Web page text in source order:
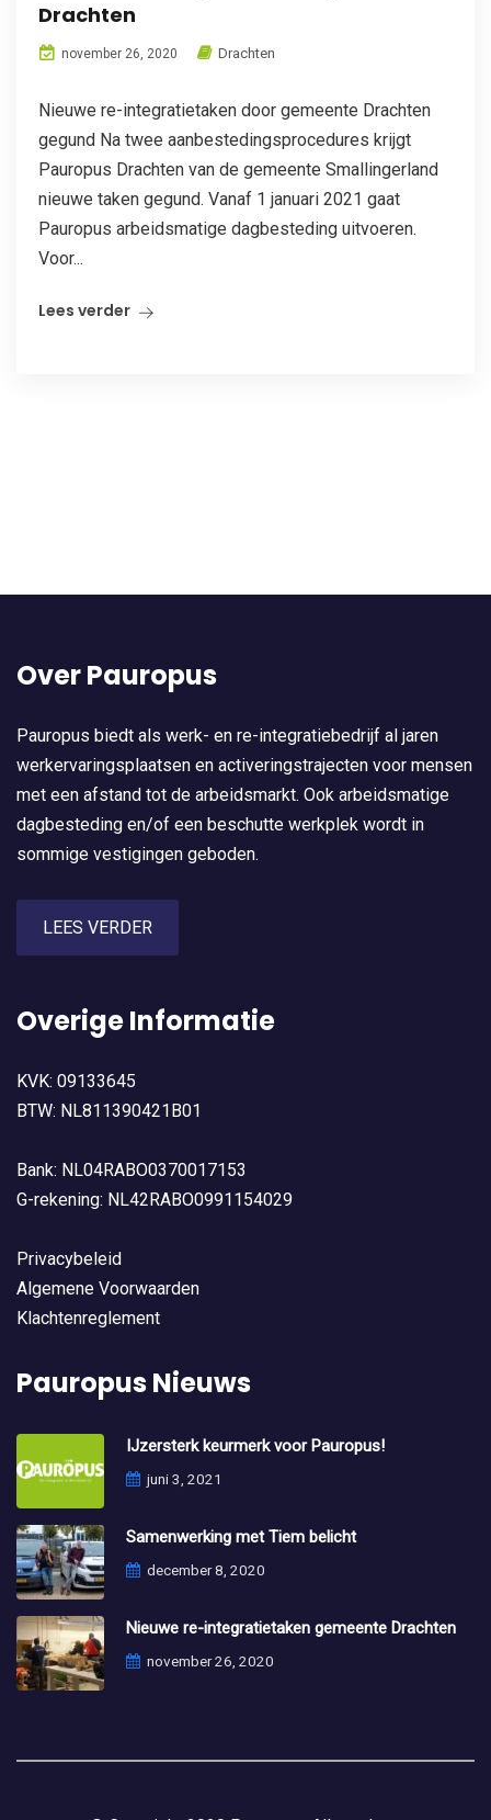
Drachten
november 26, 2020 Drachten
Nieuwe re-integratietaken door gemeente Drachten
gegund Na twee aanbestedingsprocedures krijgt
Pauropus Drachten van de gemeente Smallingerland
nieuwe taken gegund. Vanaf 1 januari 2021 gaat
Pauropus arbeidsmatige dagbesteding uitvoeren.
Voor...
Lees verder
Over Pauropus
Pauropus biedt als werk- en re-integratiebedrijf al jaren
werkervaringsplaatsen en activeringstrajecten voor mensen
met een afstand tot de arbeidsmarkt. Ook arbeidsmatige
dagbesteding en/of een beschutte werkplek wordt in
sommige vestigingen geboden.
LEES VERDER
Overige Informatie
KVK: 09133645
BTW: NL811390421B01
Bank: NL04RABO0370017153
G-rekening: NL42RABO0991154029
Privacybeleid
Algemene Voorwaarden
Klachtenreglement
Pauropus Nieuws
IJzersterk keurmerk voor Pauropus!
juni 3, 2021
Samenwerking met Tiem belicht
december 8, 2020
Nieuwe re-integratietaken gemeente Drachten
november 26, 2020